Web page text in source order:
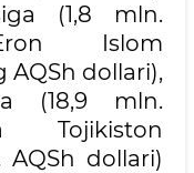
(1,8 mln.
Islom
AQSh dollari),
(18,9 mln.
AQSh dollari)